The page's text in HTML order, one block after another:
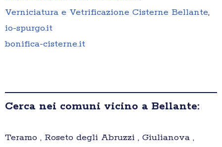
Verniciatura e Vetrificazione Cisterne Bellante,
io-spurgo.it
bonifica-cisterne.it
Cerca nei comuni vicino a Bellante:
Teramo , Roseto degli Abruzzi , Giulianova ,